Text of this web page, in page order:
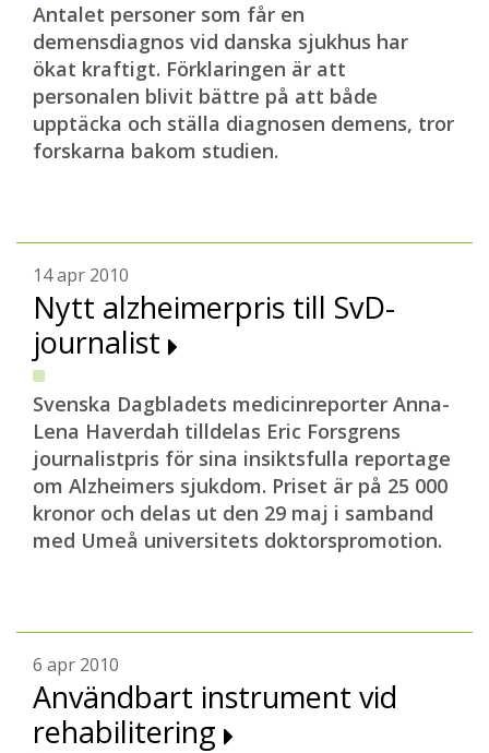
Antalet personer som får en
demensdiagnos vid danska sjukhus har
ökat kraftigt. Förklaringen är att
personalen blivit bättre på att både
upptäcka och ställa diagnosen demens, tror
forskarna bakom studien.
14 apr 2010
Nytt alzheimerpris till SvD-
journalist
Svenska Dagbladets medicinreporter Anna-
Lena Haverdah tilldelas Eric Forsgrens
journalistpris för sina insiktsfulla reportage
om Alzheimers sjukdom. Priset är på 25 000
kronor och delas ut den 29 maj i samband
med Umeå universitets doktorspromotion.
6 apr 2010
Användbart instrument vid
rehabilitering